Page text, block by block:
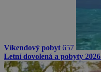
Víkendový pobyt 657
Letní dovolená a pobyty 2026